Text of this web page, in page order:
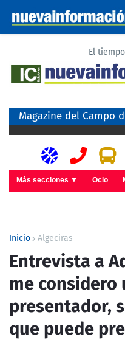
El
Magazine del Campo
Más secciones ▼ Ocio
Inicio Algeciras
Entrevista a
me considero
presentador,
que puede